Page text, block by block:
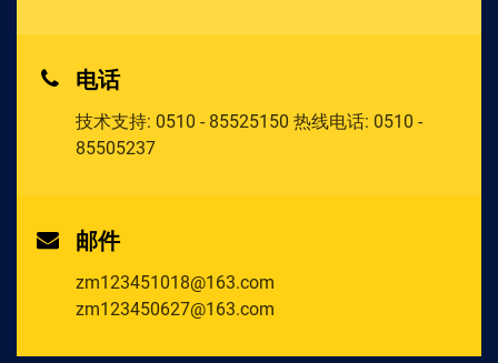
电话
技术支持: 0510 - 85525150 热线电话: 0510 -
85505237
邮件
zm123451018@163.com
zm123450627@163.com